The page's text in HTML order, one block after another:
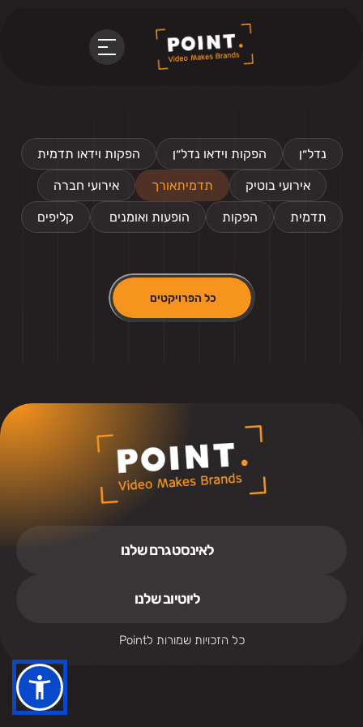
הפקות וידאו תדמית הפקות וידאו נדל״ן נדל״ן
אירועי חברה תדמיתאורך אירועי בוטיק
קליפים הופעות ואומנים הפקות תדמית
כל הפרויקטים
ליוטיוב שלנו
לאינסטגרם שלנו
כל הזכויות שמורות לPoint